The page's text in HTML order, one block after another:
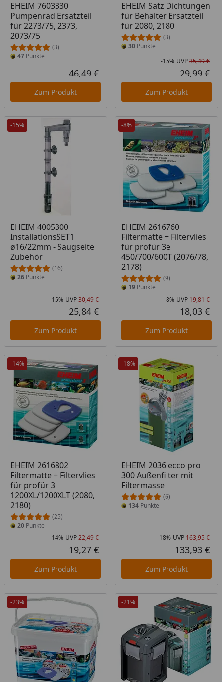
EHEIM 7603330
Pumpenrad Ersatzteil
für 2273/75, 2373,
2073/75
(3)
47 Punkte
Aktueller Preis
46,49 €
Zum Produkt
EHEIM Satz Dichtungen
für Behälter Ersatzteil
für 2080, 2180
(3)
30Punkte
-15% UVP35,49 €
29,99 €
Zum Produkt
-15%
EHEIM 4005300
InstallationsSET1
ø16/22mm - Saugseite
Zubehör
(16)
26 Punkte
Rabatt in Prozent
-15%
Ursprünglicher Preis
UVP30,49 €
Aktueller Preis
25,84 €
Zum Produkt
-8%
EHEIM 2616760
Filtermatte + Filtervlies
für profür 3e
450/700/600T (2076/78,
2178)
(9)
19Punkte
-8% UVP19,81 €
18,03 €
Zum Produkt
-14%
EHEIM 2616802
Filtermatte + Filtervlies
für profür 3
1200XL/1200XLT (2080,
2180)
(25)
20 Punkte
Rabatt in Prozent
-14%
Ursprünglicher Preis
UVP22,49 €
Aktueller Preis
19,27 €
Zum Produkt
-18%
EHEIM 2036 ecco pro
300 Außenfilter mit
Filtermasse
(6)
134Punkte
-18% UVP163,95 €
133,93 €
Zum Produkt
-23% -21%